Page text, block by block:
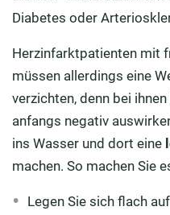
Diabetes oder
Herzinfarktpatienten mit
müssen allerdings eine
verzichten, denn bei
anfangs negativ
ins Wasser und dort eine
machen. So machen Sie
Legen Sie sich flach